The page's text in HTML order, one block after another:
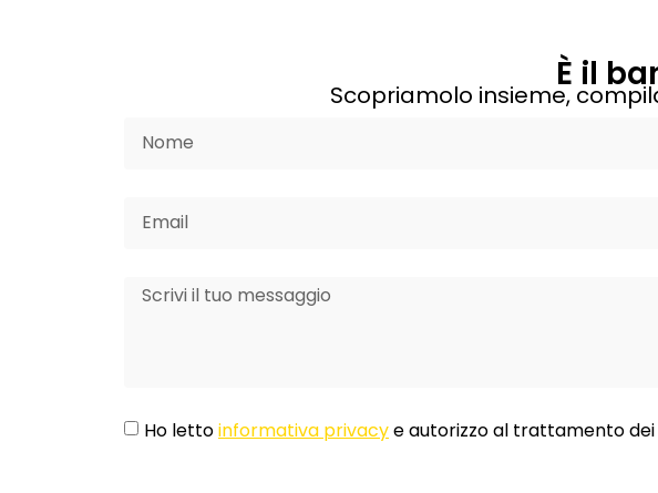
È il
Scopriamolo insieme,
Ho lettoinformativa privacye autorizzo al trattamento